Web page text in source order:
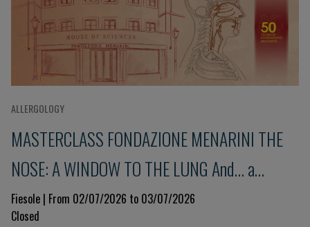
ALLERGOLOGY
MASTERCLASS FONDAZIONE MENARINI THE
NOSE: A WINDOW TO THE LUNG And... a
glimpse into the immune system 9th Edition
Fiesole | From 02/07/2026 to 03/07/2026
Closed